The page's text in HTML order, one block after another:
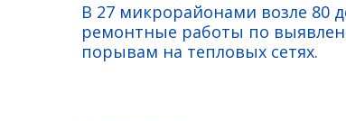
В 27 микрорайонами возле 80
ремонтные работы по
порывам на тепловых сетях.